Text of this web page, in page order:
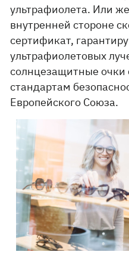
ультрафиолета. Или
внутренней стороне
сертификат,
ультрафиолетовых
солнцезащитные очки
стандартам
Европейского Союза.